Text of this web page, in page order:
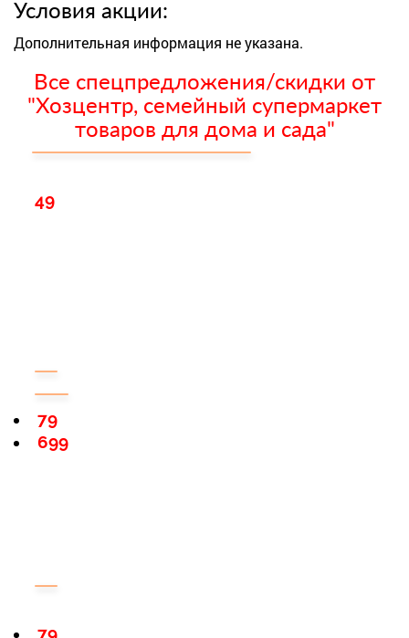
Условия акции:
Дополнительная информация не указана.
Все спецпредложения/скидки от
"Хозцентр, семейный супермаркет
товаров для дома и сада"
49
699
79
79